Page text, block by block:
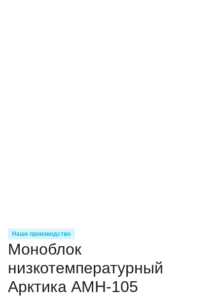
Наше производство
Моноблок
низкотемпературный
Арктика АМН-105